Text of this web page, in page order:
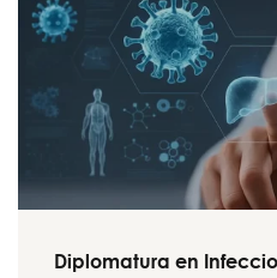
Diplomatura en